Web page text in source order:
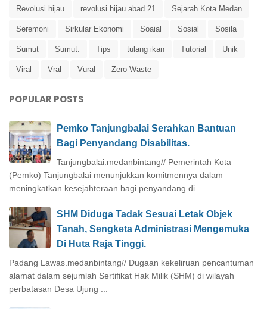
Revolusi hijau revolusi hijau abad 21 Sejarah Kota Medan
Seremoni Sirkular Ekonomi Soaial Sosial Sosila
Sumut Sumut. Tips tulang ikan Tutorial Unik
Viral Vral Vural Zero Waste
POPULAR POSTS
Pemko Tanjungbalai Serahkan Bantuan
Bagi Penyandang Disabilitas.
Tanjungbalai.medanbintang// Pemerintah Kota
(Pemko) Tanjungbalai menunjukkan komitmennya dalam
meningkatkan kesejahteraan bagi penyandang di...
SHM Diduga Tadak Sesuai Letak Objek
Tanah, Sengketa Administrasi Mengemuka
Di Huta Raja Tinggi.
Padang Lawas.medanbintang// Dugaan kekeliruan pencantuman
alamat dalam sejumlah Sertifikat Hak Milik (SHM) di wilayah
perbatasan Desa Ujung ...